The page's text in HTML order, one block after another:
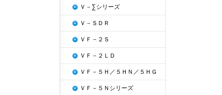
Ｖ－∑シリーズ
Ｖ－ＳＤＲ
ＶＦ－２Ｓ
ＶＦ－２ＬＤ
ＶＦ－５Ｈ／５ＨＮ／５ＨＧ
ＶＦ－５Ｎシリーズ